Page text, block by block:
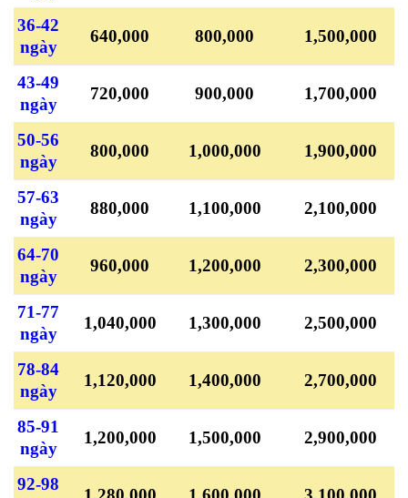
36-42
ngày
640,000 800,000 1,500,000
43-49
ngày
720,000 900,000 1,700,000
50-56
ngày
800,000 1,000,000 1,900,000
57-63
ngày
880,000 1,100,000 2,100,000
64-70
ngày
960,000 1,200,000 2,300,000
71-77
ngày
1,040,000 1,300,000 2,500,000
78-84
ngày
1,120,000 1,400,000 2,700,000
85-91
ngày
1,200,000 1,500,000 2,900,000
92-98